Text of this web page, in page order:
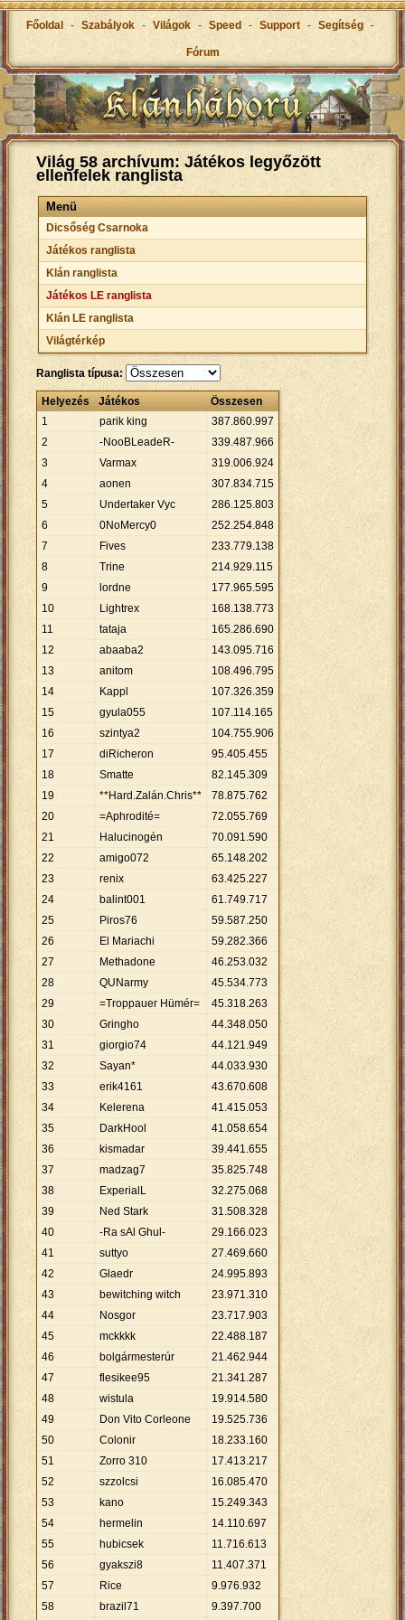
Főoldal - Szabályok - Világok - Speed - Support - Segítség -
Fórum
Világ 58 archívum: Játékos legyőzött
ellenfelek ranglista
Menü
Dicsőség Csarnoka
Játékos ranglista
Klán ranglista
Játékos LE ranglista
Klán LE ranglista
Világtérkép
Ranglista típusa:
Helyezés Játékos
Összesen
1
parik king 387.860.997
2
-NooBLeadeR- 339.487.966
3
Varmax 319.006.924
4
aonen 307.834.715
5
Undertaker Vyc 286.125.803
6
0NoMercy0 252.254.848
7
Fives 233.779.138
8
Trine 214.929.115
9
lordne 177.965.595
10
Lightrex 168.138.773
11
tataja 165.286.690
12
abaaba2 143.095.716
13
anitom 108.496.795
14
Kappl 107.326.359
15
gyula055 107.114.165
16
szintya2 104.755.906
17
diRicheron 95.405.455
18
Smatte 82.145.309
19
**Hard.Zalán.Chris** 78.875.762
20
=Aphrodité= 72.055.769
21
Halucinogén 70.091.590
22
amigo072 65.148.202
23
renix 63.425.227
24
balint001 61.749.717
25
Piros76 59.587.250
26
El Mariachi 59.282.366
27
Methadone 46.253.032
28
QUNarmy 45.534.773
29
=Troppauer Hümér= 45.318.263
30
Gringho 44.348.050
31
giorgio74 44.121.949
32
Sayan* 44.033.930
33
erik4161 43.670.608
34
Kelerena 41.415.053
35
DarkHool 41.058.654
36
kismadar 39.441.655
37
madzag7 35.825.748
38
ExperialL 32.275.068
39
Ned Stark 31.508.328
40
-Ra sAl Ghul- 29.166.023
41
suttyo 27.469.660
42
Glaedr 24.995.893
43
bewitching witch 23.971.310
44
Nosgor 23.717.903
45
mckkkk 22.488.187
46
bolgármesterúr 21.462.944
47
flesikee95 21.341.287
48
wistula 19.914.580
49
Don Vito Corleone 19.525.736
50
Colonir 18.233.160
51
Zorro 310 17.413.217
52
szzolcsi 16.085.470
53
kano 15.249.343
54
hermelin 14.110.697
55
hubicsek 11.716.613
56
gyakszi8 11.407.371
57
Rice 9.976.932
58
brazil71 9.397.700